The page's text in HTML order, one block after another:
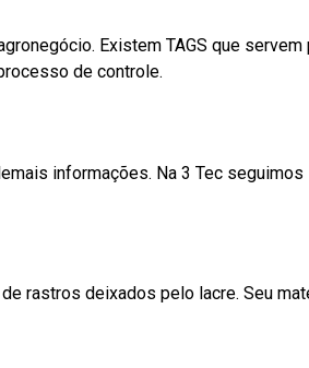
Existem TAGS que servem
de controle.
informações. Na 3 Tec seguimos
rastros deixados pelo lacre. Seu